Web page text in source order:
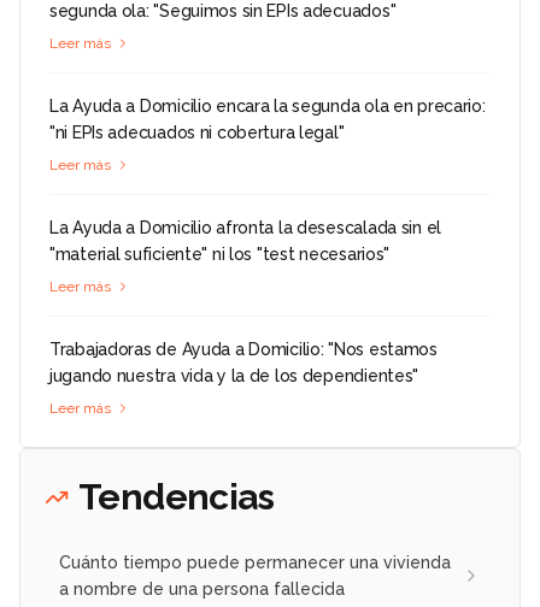
segunda ola: "Seguimos sin EPIs adecuados"
Leer más
La Ayuda a Domicilio encara la segunda ola en precario:
"ni EPIs adecuados ni cobertura legal"
Leer más
La Ayuda a Domicilio afronta la desescalada sin el
"material suficiente" ni los "test necesarios"
Leer más
Trabajadoras de Ayuda a Domicilio: "Nos estamos
jugando nuestra vida y la de los dependientes"
Leer más
Tendencias
Cuánto tiempo puede permanecer una vivienda
a nombre de una persona fallecida